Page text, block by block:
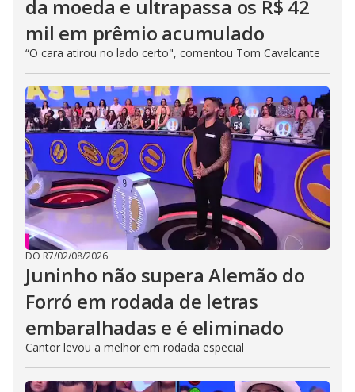
da moeda e ultrapassa os R$ 42
mil em prêmio acumulado
“O cara atirou no lado certo", comentou Tom Cavalcante
DO R7/02/08/2026
Juninho não supera Alemão do
Forró em rodada de letras
embaralhadas e é eliminado
Cantor levou a melhor em rodada especial